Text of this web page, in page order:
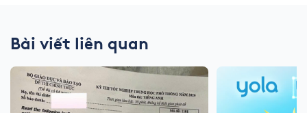
Bài viết liên quan